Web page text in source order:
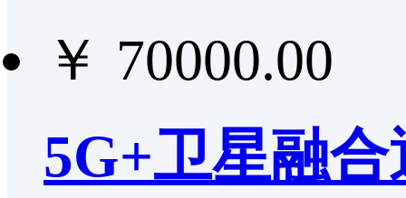
￥ 70000.00
5G+卫星融